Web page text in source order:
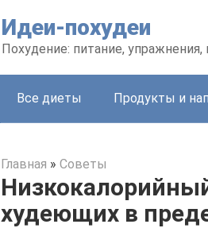
Идеи-похудеи
Похудение: питание,
Все диеты Продукты и
Главная » Советы
худеющих в